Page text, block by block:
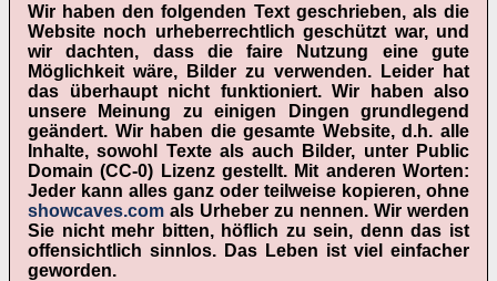
Wir haben den folgenden Text geschrieben, als die
Website noch urheberrechtlich geschützt war, und
wir dachten, dass die faire Nutzung eine gute
Möglichkeit wäre, Bilder zu verwenden. Leider hat
das überhaupt nicht funktioniert. Wir haben also
unsere Meinung zu einigen Dingen grundlegend
geändert. Wir haben die gesamte Website, d.h. alle
Inhalte, sowohl Texte als auch Bilder, unter Public
Domain (CC-0) Lizenz gestellt. Mit anderen Worten:
Jeder kann alles ganz oder teilweise kopieren, ohne
showcaves.com als Urheber zu nennen. Wir werden
Sie nicht mehr bitten, höflich zu sein, denn das ist
offensichtlich sinnlos. Das Leben ist viel einfacher
geworden.